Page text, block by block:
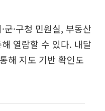
·구청 민원실, 부동산
열람할 수 있다. 내달
해 지도 기반 확인도